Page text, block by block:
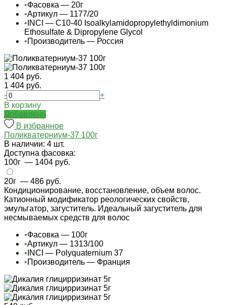
•Фасовка — 20г
•Артикул — 1177/20
• INCI — C10-40 Isoalkylamidopropylethyldimonium
Ethosulfate & Dipropylene Glycol
•Производитель — Россия
1 404 руб.
1 404 руб.
-
+
В корзину
Добавлено
В избранное
Поликватерниум-37 100г
В наличии: 4 шт.
Доступна фасовка:
100г — 1404 руб.
20г — 486 руб.
Кондиционирование, восстановление, объем волос.
Катионный модификатор реологических свойств,
эмульгатор, загуститель. Идеальный загуститель для
несмываемых средств для волос
•Фасовка — 100г
•Артикул — 1313/100
• INCI — Polyquaternium 37
•Производитель — Франция